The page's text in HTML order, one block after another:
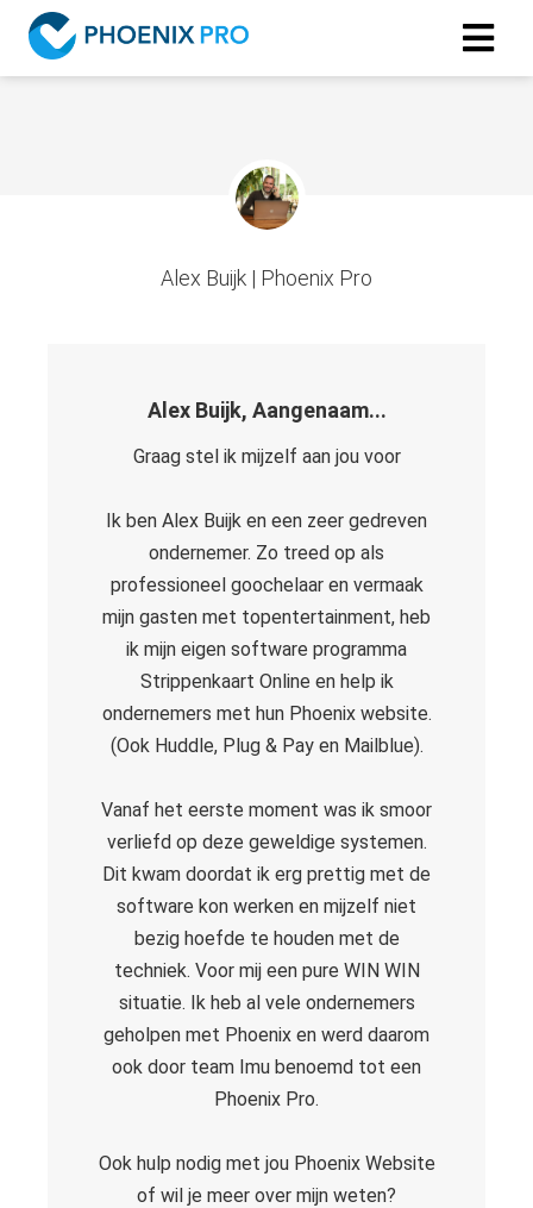
Alex Buijk | Phoenix Pro
Alex Buijk, Aangenaam...
Graag stel ik mijzelf aan jou voor
Ik ben Alex Buijk en een zeer gedreven
ondernemer. Zo treed op als
professioneel goochelaar en vermaak
mijn gasten met topentertainment, heb
ik mijn eigen software programma
Strippenkaart Online en help ik
ondernemers met hun Phoenix website.
(Ook Huddle, Plug & Pay en Mailblue).
Vanaf het eerste moment was ik smoor
verliefd op deze geweldige systemen.
Dit kwam doordat ik erg prettig met de
software kon werken en mijzelf niet
bezig hoefde te houden met de
techniek. Voor mij een pure WIN WIN
situatie. Ik heb al vele ondernemers
geholpen met Phoenix en werd daarom
ook door team Imu benoemd tot een
Phoenix Pro.
Ook hulp nodig met jou Phoenix Website
of wil je meer over mijn weten?